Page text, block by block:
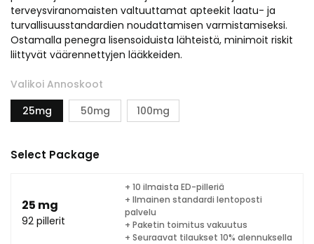
terveysviranomaisten valtuuttamat apteekit laatu- ja
turvallisuusstandardien noudattamisen varmistamiseksi.
Ostamalla penegra lisensoiduista lähteistä, minimoit riskit
liittyvät väärennettyjen lääkkeiden.
Valikoi Annoskoot
25mg
50mg 100mg
Select Package
25 mg
92 pillerit
+ 10 ilmaista ED-pilleriä
+ Ilmainen standardi lentoposti
palvelu
+ Paketin toimitus vakuutus
+ Seuraavat tilaukset 10% alennuksella